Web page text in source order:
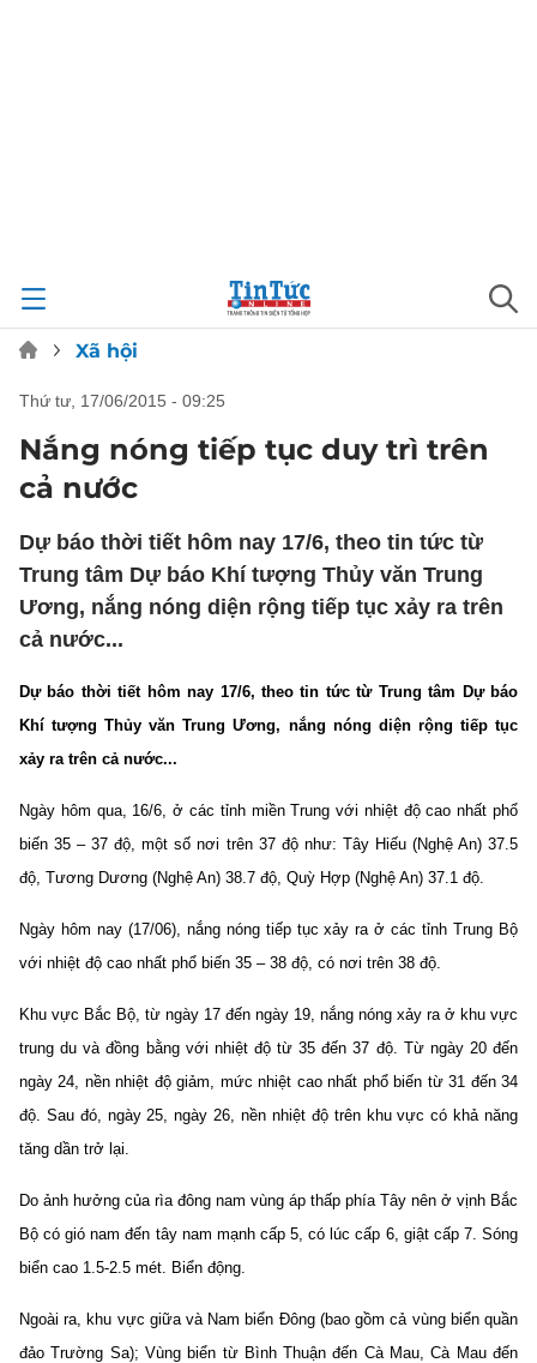
Xã hội
thứ tư, 17/06/2015 - 09:25
Nắng nóng tiếp tục duy trì trên
cả nước
Dự báo thời tiết hôm nay 17/6, theo tin tức từ
Trung tâm Dự báo Khí tượng Thủy văn Trung
Ương, nắng nóng diện rộng tiếp tục xảy ra trên
cả nước...
Dự báo thời tiết hôm nay 17/6, theo tin tức từ Trung tâm Dự báo
Khí tượng Thủy văn Trung Ương, nắng nóng diện rộng tiếp tục
xảy ra trên cả nước...
Ngày hôm qua, 16/6, ở các tỉnh miền Trung với nhiệt độ cao nhất phổ
biến 35 – 37 độ, một số nơi trên 37 độ như: Tây Hiếu (Nghệ An) 37.5
độ, Tương Dương (Nghệ An) 38.7 độ, Quỳ Hợp (Nghệ An) 37.1 độ.
Ngày hôm nay (17/06), nắng nóng tiếp tục xảy ra ở các tỉnh Trung Bộ
với nhiệt độ cao nhất phổ biến 35 – 38 độ, có nơi trên 38 độ.
Khu vực Bắc Bộ, từ ngày 17 đến ngày 19, nắng nóng xảy ra ở khu vực
trung du và đồng bằng với nhiệt độ từ 35 đến 37 độ. Từ ngày 20 đến
ngày 24, nền nhiệt độ giảm, mức nhiệt cao nhất phổ biến từ 31 đến 34
độ. Sau đó, ngày 25, ngày 26, nền nhiệt độ trên khu vực có khả năng
tăng dần trở lại.
Do ảnh hưởng của rìa đông nam vùng áp thấp phía Tây nên ở vịnh Bắc
Bộ có gió nam đến tây nam mạnh cấp 5, có lúc cấp 6, giật cấp 7. Sóng
biển cao 1.5-2.5 mét. Biển động.
Ngoài ra, khu vực giữa và Nam biển Đông (bao gồm cả vùng biển quần
đảo Trường Sa); Vùng biển từ Bình Thuận đến Cà Mau, Cà Mau đến